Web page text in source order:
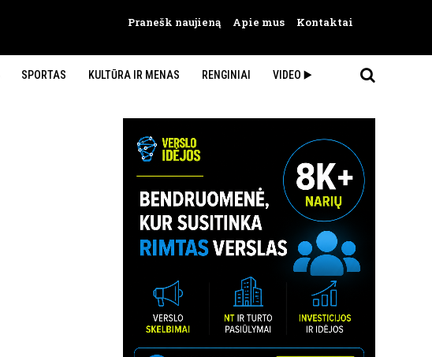
Pranešk naujieną Apie mus Kontaktai
SPORTAS KULTŪRA IR MENAS RENGINIAI VIDEO ▶️